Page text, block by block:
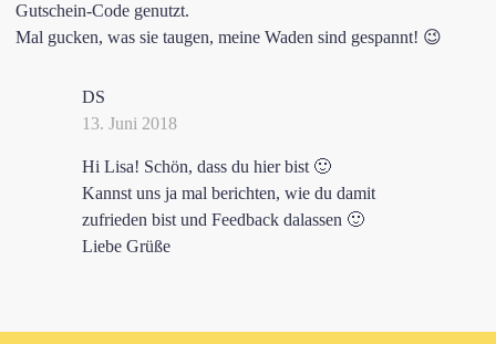
Gutschein-Code genutzt.
Mal gucken, was sie taugen, meine Waden sind gespannt! 😉
DS
13. Juni 2018
Hi Lisa! Schön, dass du hier bist 🙂
Kannst uns ja mal berichten, wie du damit
zufrieden bist und Feedback dalassen 🙂
Liebe Grüße